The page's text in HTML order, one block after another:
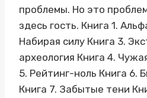
проблемы. Но это
здесь гость. Книга 1.
Набирая силу Книга 3.
археология Книга 4.
5. Рейтинг-ноль Книга 6.
Книга 7. Забытые тени